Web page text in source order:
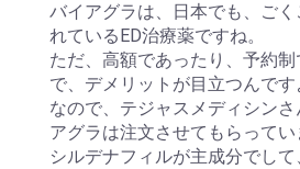
バイアグラは、日本でも、ご
れているED治療薬ですね。
ただ、高額であったり、予約
で、デメリットが目立つんです
なので、テジャスメディシンさ
アグラは注文させてもらってい
シルデナフィルが主成分でし